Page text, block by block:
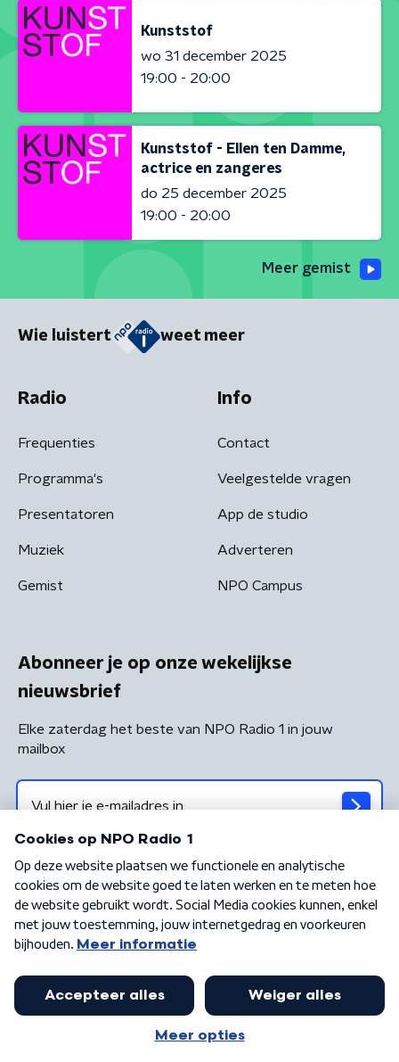
Kunststof
wo 31 december 2025
19:00 - 20:00
Kunststof - Ellen ten Damme,
actrice en zangeres
do 25 december 2025
19:00 - 20:00
Meer gemist
Wie luistert weet meer
Radio
Frequenties
Programma's
Presentatoren
Muziek
Gemist
Info
Contact
Veelgestelde vragen
App de studio
Adverteren
NPO Campus
Abonneer je op onze wekelijkse
nieuwsbrief
Elke zaterdag het beste van NPO Radio 1 in jouw
mailbox
Algemene voorwaarden